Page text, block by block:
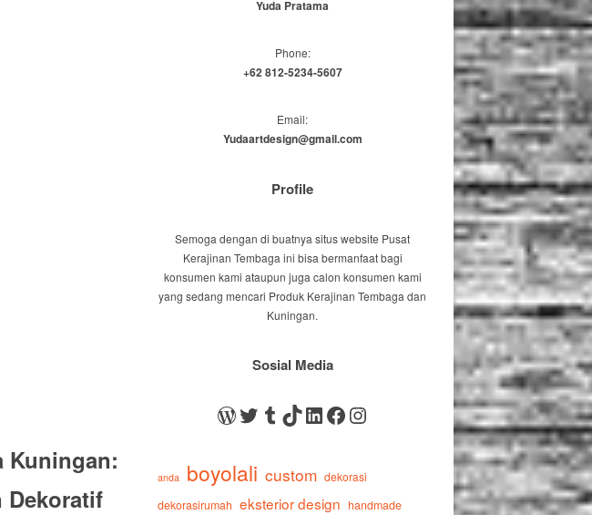
Kuningan:
Dekoratif
Yuda Pratama
Phone:
+62 812-5234-5607
Email:
Yudaartdesign@gmail.com
Profile
Semoga dengan di buatnya situs website Pusat
Kerajinan Tembaga ini bisa bermanfaat bagi
konsumen kami ataupun juga calon konsumen kami
yang sedang mencari Produk Kerajinan Tembaga dan
Kuningan.
Sosial Media
WordPress
Twitter
Tumblr
TikTok
LinkedIn
Facebook
Instagram
anda boyolali custom dekorasi
dekorasirumah eksterior design handmade